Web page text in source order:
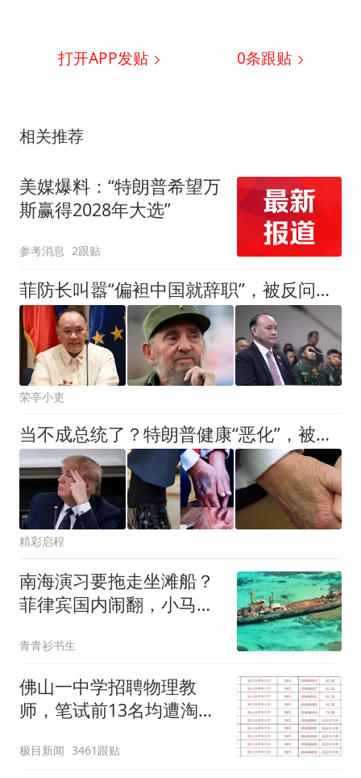
打开APP发贴 0条跟贴
相关推荐
美媒爆料：“特朗普希望万
斯赢得2028年大选”
参考消息 2跟贴
菲防长叫嚣“偏袒中国就辞职”，被反问一句“敢不敢打”瞬间破防
荣亭小吏
当不成总统了？特朗普健康“恶化”，被曝重病缠身，比拜登还糟糕
精彩启程
南海演习要拖走坐滩船？
菲律宾国内闹翻，小马科
青青衫书生
佛山一中学招聘物理教
师，笔试前13名均遭淘
聘，成立调查组全面核查
极目新闻 3461跟贴